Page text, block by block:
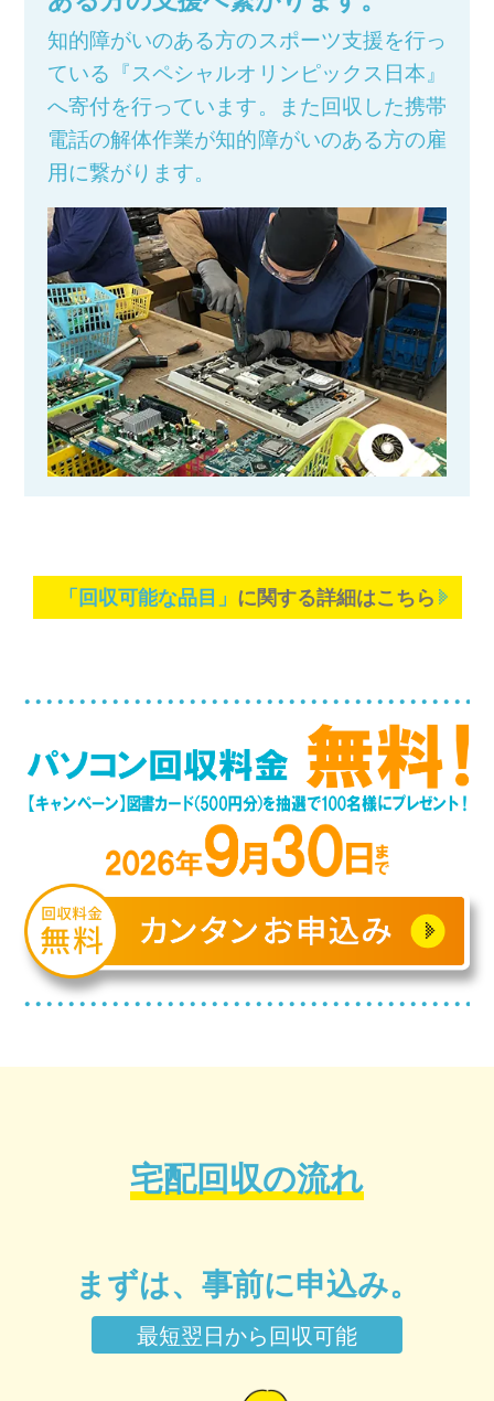
知的障がいのある方のスポーツ支援を行っ
ている『スペシャルオリンピックス日本』
へ寄付を行っています。また回収した携帯
電話の解体作業が知的障がいのある方の雇
用に繋がります。
「回収可能な品目」 に関する詳細はこちら
宅配回収の流れ
まずは、事前に申込み。
最短翌日から回収可能